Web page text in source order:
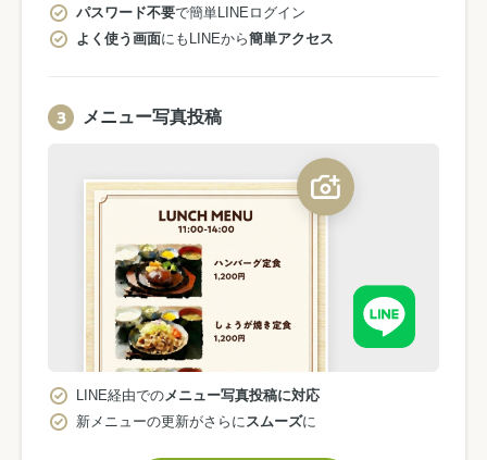
パスワード不要で簡単LINEログイン
よく使う画面にもLINEから簡単アクセス
メニュー写真投稿
LINE経由での メニュー写真投稿に対応
新メニューの更新がさらに スムーズに